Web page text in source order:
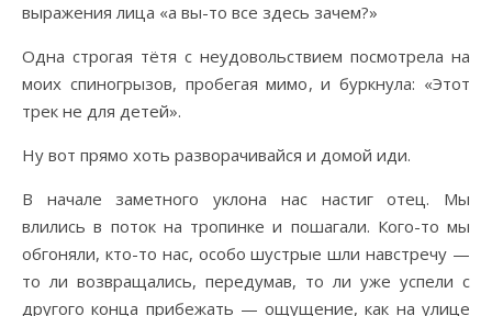
выражения лица «а вы-то все здесь зачем?»
Одна строгая тётя с неудовольствием посмотрела на
моих спиногрызов, пробегая мимо, и буркнула: «Этот
трек не для детей».
Ну вот прямо хоть разворачивайся и домой иди.
В начале заметного уклона нас настиг отец. Мы
влились в поток на тропинке и пошагали. Кого-то мы
обгоняли, кто-то нас, особо шустрые шли навстречу —
то ли возвращались, передумав, то ли уже успели с
другого конца прибежать — ощущение, как на улице